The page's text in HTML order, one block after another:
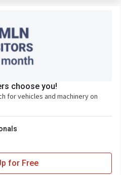
choose you!
for vehicles and machinery on
for Free